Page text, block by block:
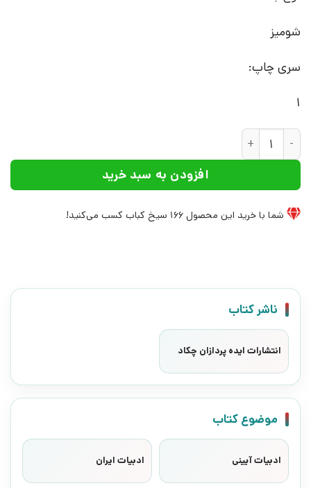
شومیز
سری چاپ:
1
کتاب نیایش فاطمی | انتشارات ایده پردازان چکاد عدد
افزودن به سبد خرید
شما با خرید این محصول 166 سیخ کباب کسب می‌کنید!
ناشر کتاب
انتشارات ایده پردازان چکاد
موضوع کتاب
ادبیات آیینی ادبیات ایران